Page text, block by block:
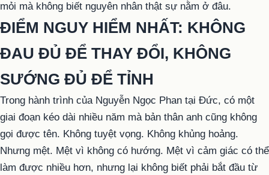
mỏi mà không biết nguyên nhân thật sự nằm ở đâu.
ĐIỂM NGUY HIỂM NHẤT: KHÔNG
ĐAU ĐỦ ĐỂ THAY ĐỔI, KHÔNG
SƯỚNG ĐỦ ĐỂ TỈNH
Trong hành trình của Nguyễn Ngọc Phan tại Đức, có một
giai đoạn kéo dài nhiều năm mà bản thân anh cũng không
gọi được tên. Không tuyệt vọng. Không khủng hoảng.
Nhưng mệt. Mệt vì không có hướng. Mệt vì cảm giác có thể
làm được nhiều hơn, nhưng lại không biết phải bắt đầu từ